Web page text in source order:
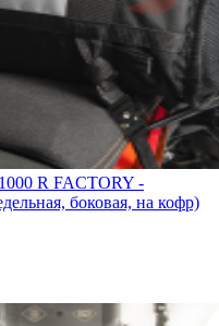
R FACTORY -
боковая, на кофр)